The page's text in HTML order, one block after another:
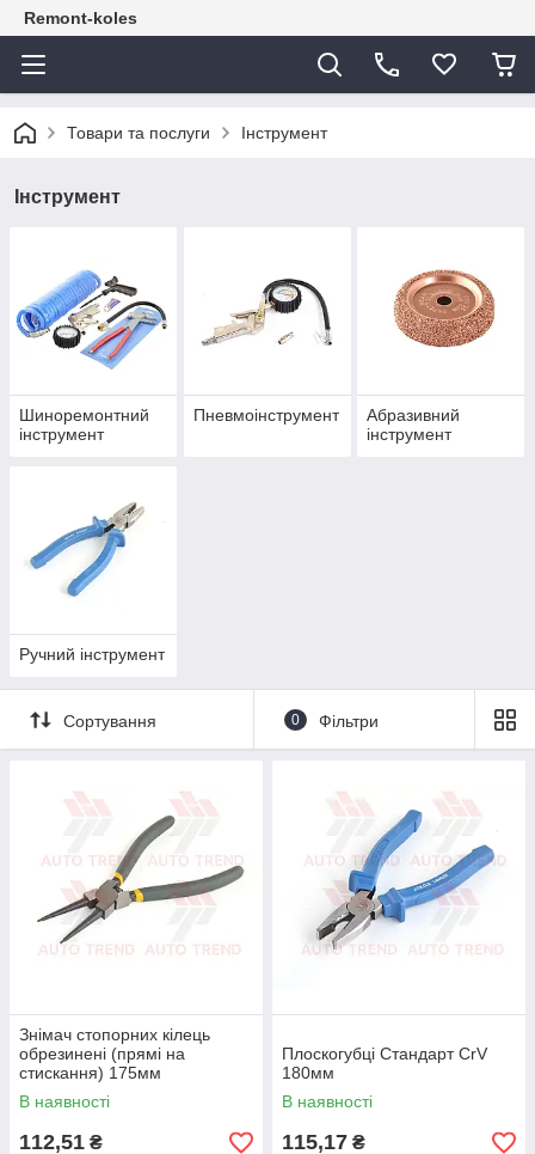
Remont-koles
Товари та послуги Інструмент
Інструмент
Шиноремонтний
інструмент
Пневмоінструмент
Абразивний
інструмент
Ручний інструмент
Сортування 0 Фільтри
Знімач стопорних кілець
обрезинені (прямі на
стискання) 175мм
В наявності
112,51 ₴
Плоскогубці Стандарт CrV
180мм
В наявності
115,17 ₴